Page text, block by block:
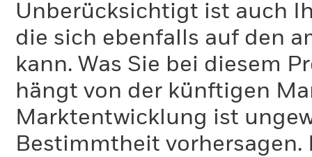
Unberücksichtigt ist auch
die sich ebenfalls auf den
kann. Was Sie bei diesem
hängt von der künftigen
Marktentwicklung ist
Bestimmtheit